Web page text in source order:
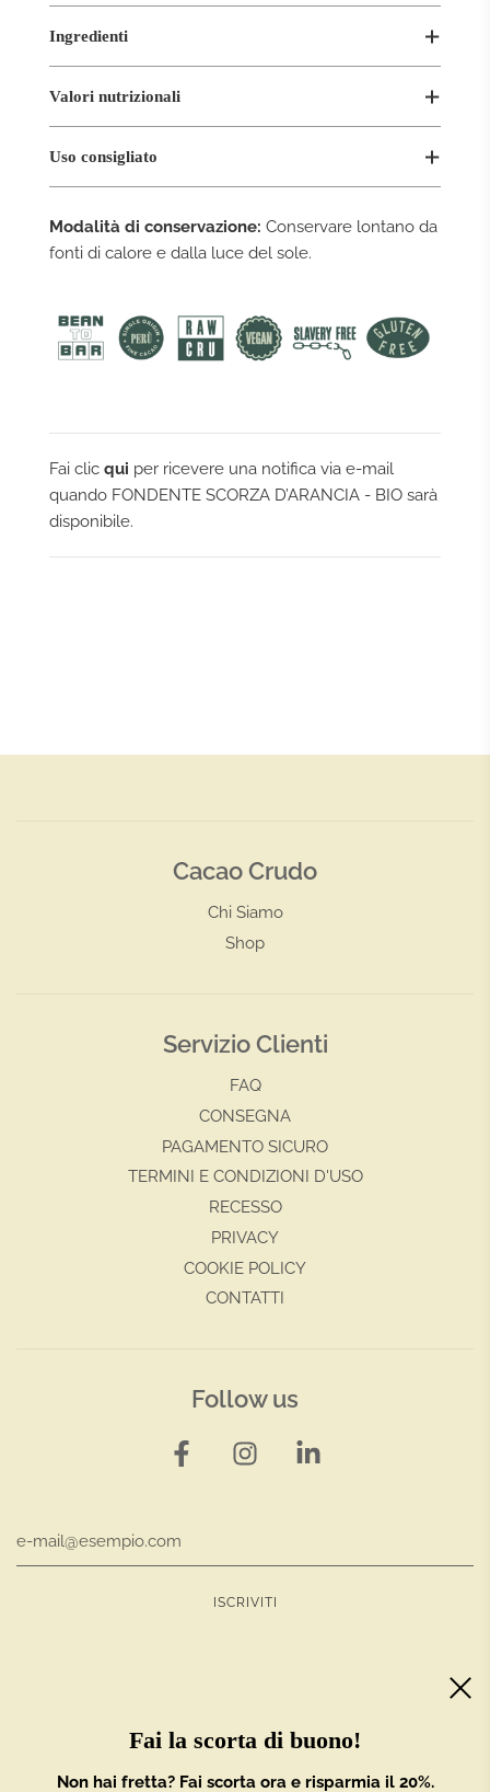
.
Ingredienti
Valori nutrizionali
Uso consigliato
Modalità di conservazione: Conservare lontano da
fonti di calore e dalla luce del sole.
Fai clic qui per ricevere una notifica via e-mail
quando FONDENTE SCORZA D’ARANCIA - BIO sarà
disponibile.
Cacao Crudo
Chi Siamo
Shop
Servizio Clienti
FAQ
CONSEGNA
PAGAMENTO SICURO
TERMINI E CONDIZIONI D'USO
RECESSO
PRIVACY
COOKIE POLICY
CONTATTI
Follow us
Italiano
Fai la scorta di buono!
Non hai fretta? Fai scorta ora e risparmia il 20%.